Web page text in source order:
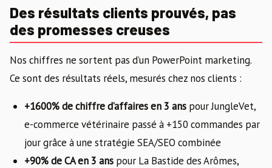
Des résultats clients prouvés, pas
des promesses creuses
Nos chiffres ne sortent pas d’un PowerPoint marketing.
Ce sont des résultats réels, mesurés chez nos clients :
+1600% de chiffre d’affaires en 3 ans pour JungleVet,
e-commerce vétérinaire passé à +150 commandes par
jour grâce à une stratégie SEA/SEO combinée
+90% de CA en 3 ans pour La Bastide des Arômes,